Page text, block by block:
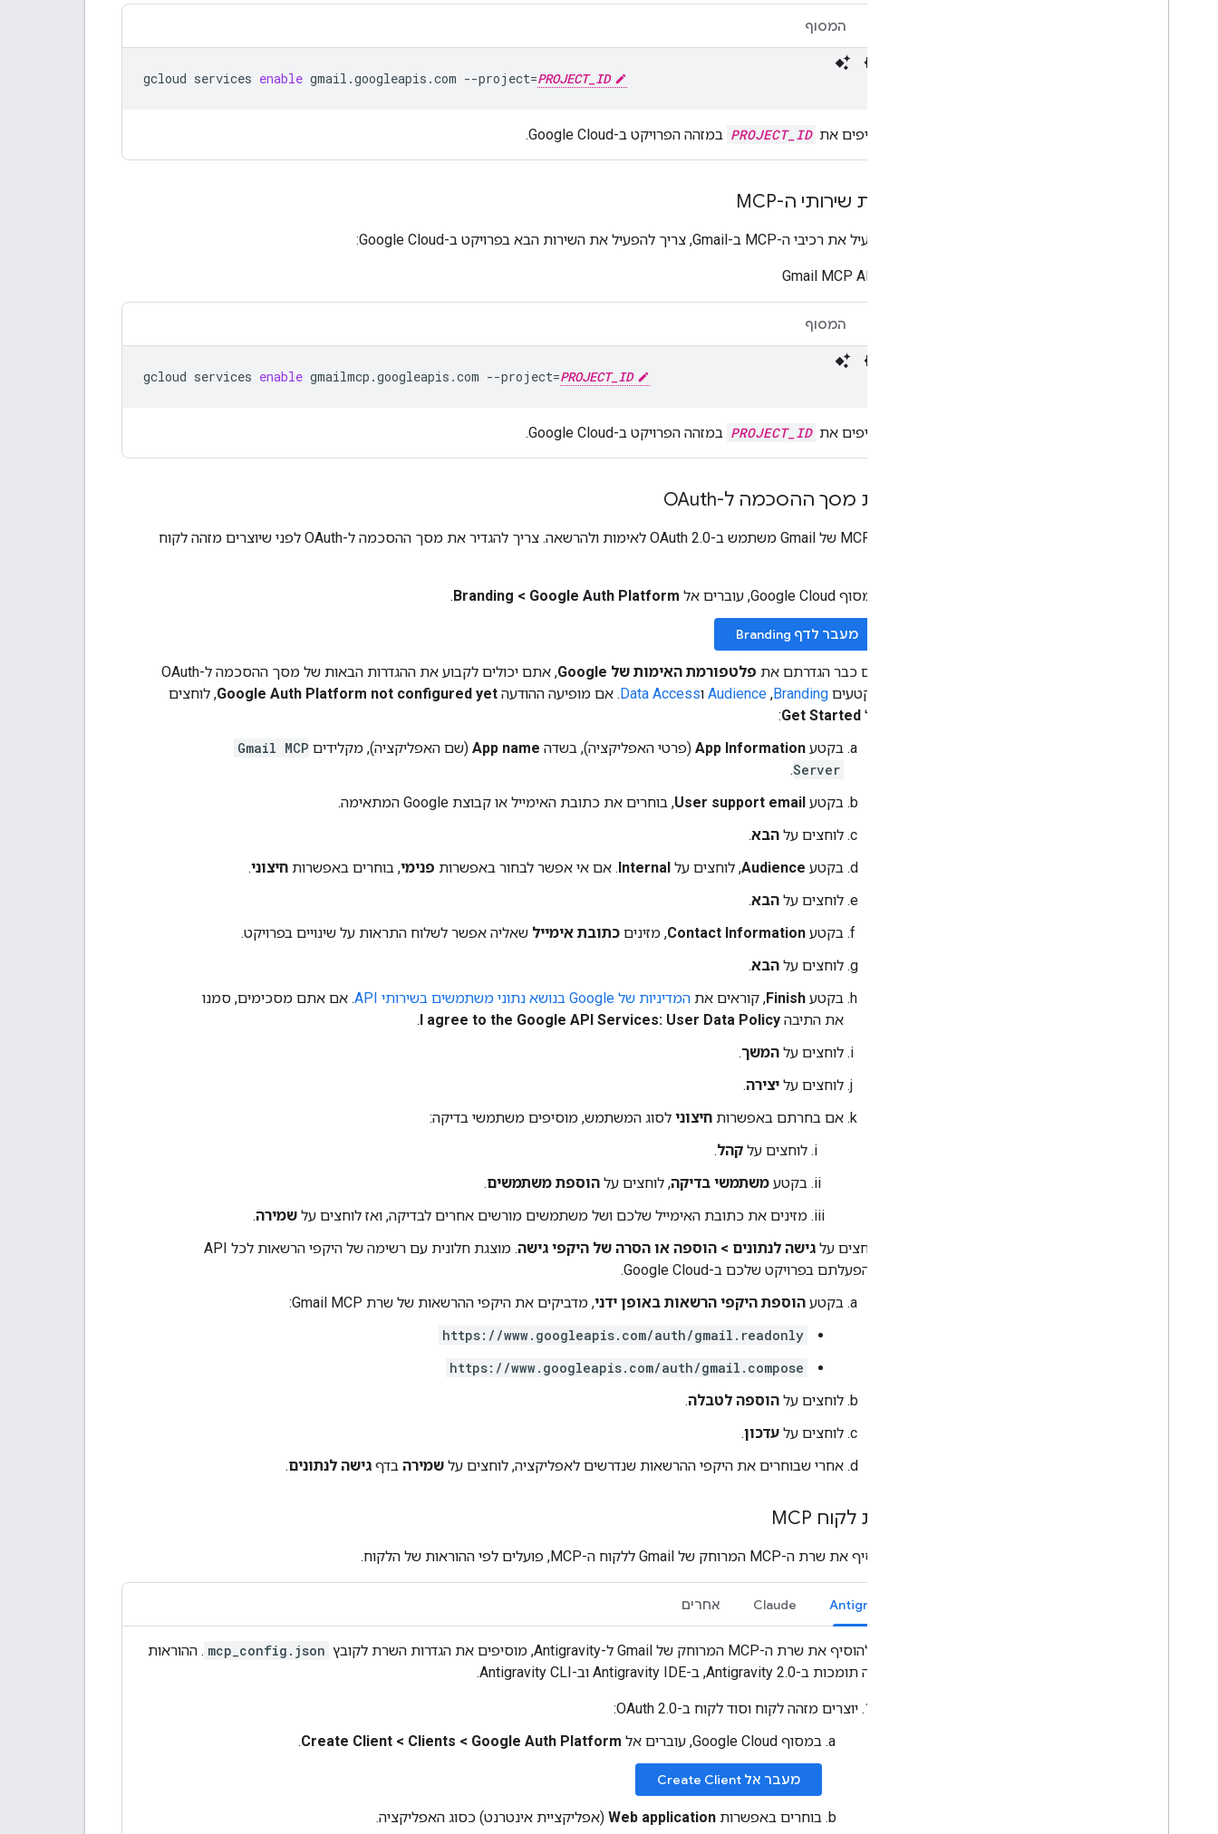
המסוף
gcloud services enable gmail.googleapis.com --project=PROJECT_ID
מחליפים את PROJECT_ID במזהה הפרויקט ב-Google Cloud.
הפעלת שירותי ה-MCP
כדי להפעיל את רכיבי ה-MCP ב-Gmail, צריך להפעיל את השירות הבא בפרויקט ב-Google Cloud:
Gmail MCP API
המסוף
gcloud services enable gmailmcp.googleapis.com --project=PROJECT_ID
מחליפים את PROJECT_ID במזהה הפרויקט ב-Google Cloud.
הגדרת מסך ההסכמה ל-OAuth
שרת ה-MCP של Gmail משתמש ב-OAuth 2.0 לאימות ולהרשאה. צריך להגדיר את מסך ההסכמה ל-OAuth לפני שיוצרים מזהה לקוח
במסוף Google Cloud, עוברים אל Google Auth Platform
>
Branding
.
מעבר לדף Branding
אם כבר הגדרתם את פלטפורמת האימות של Google
, אתם יכולים לקבוע את ההגדרות הבאות של מסך ההסכמה ל-OAuth
בקטעים Branding
,‏
Audience וData Access. אם מופיעה ההודעה Google Auth Platform not configured yet, לוחצים
על Get Started
:
בקטע App Information (פרטי האפליקציה), בשדה App name (שם האפליקציה), מקלידים Gmail MCP
Server
.
בקטע User support email, בוחרים את כתובת האימייל או קבוצת Google המתאימה.
לוחצים על הבא.
בקטע Audience, לוחצים על Internal. אם אי אפשר לבחור באפשרות פנימי, בוחרים באפשרות חיצוני.
לוחצים על הבא.
בקטע Contact Information, מזינים כתובת אימייל שאליה אפשר לשלוח התראות על שינויים בפרויקט.
לוחצים על הבא.
בקטע Finish, קוראים את המדיניות של Google בנושא נתוני משתמשים בשירותי API
. אם אתם מסכימים, סמנו
את התיבה I agree to the Google API Services: User Data Policy
.
לוחצים על המשך.
לוחצים על יצירה.
אם בחרתם באפשרות חיצוני לסוג המשתמש, מוסיפים משתמשי בדיקה:
לוחצים על קהל.
בקטע משתמשי בדיקה, לוחצים על הוספת משתמשים.
מזינים את כתובת האימייל שלכם ושל משתמשים מורשים אחרים לבדיקה, ואז לוחצים על שמירה.
לוחצים על גישה לנתונים > הוספה או הסרה של היקפי גישה
. מוצגת חלונית עם רשימה של היקפי הרשאות לכל API
שהפעלתם בפרויקט שלכם ב-Google Cloud.
בקטע הוספת היקפי הרשאות באופן ידני, מדביקים את היקפי ההרשאות של שרת Gmail MCP:
https://www.googleapis.com/auth/gmail.readonly
https://www.googleapis.com/auth/gmail.compose
לוחצים על הוספה לטבלה.
לוחצים על עדכון.
אחרי שבוחרים את היקפי ההרשאות שנדרשים לאפליקציה, לוחצים על שמירה בדף גישה לנתונים.
הגדרת לקוח MCP
כדי להוסיף את שרת ה-MCP המרוחק של Gmail ללקוח ה-MCP, פועלים לפי ההוראות של הלקוח.
Antigravity
Claude אחרים
כדי להוסיף את שרת ה-MCP המרוחק של Gmail ל-Antigravity, מוסיפים את הגדרות השרת לקובץ mcp_config.json . ההוראות
האלה תומכות ב-Antigravity 2.0, ב-Antigravity IDE וב-Antigravity CLI.
יוצרים מזהה לקוח וסוד לקוח ב-OAuth 2.0:
במסוף Google Cloud, עוברים אל
Google Auth Platform
>
Clients
>
Create Client
.
מעבר אל Create Client
בוחרים באפשרות Web application (אפליקציית אינטרנט) כסוג האפליקציה.